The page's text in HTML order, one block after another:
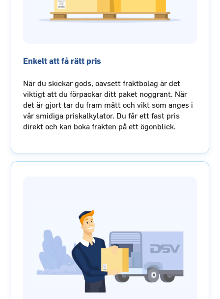
Enkelt att få rätt pris
När du skickar gods, oavsett fraktbolag är det
viktigt att du förpackar ditt paket noggrant. När
det är gjort tar du fram mått och vikt som anges i
vår smidiga priskalkylator. Du får ett fast pris
direkt och kan boka frakten på ett ögonblick.